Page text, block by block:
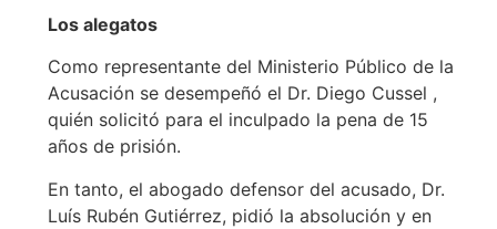
Los alegatos
Como representante del Ministerio Público de la
Acusación se desempeñó el Dr. Diego Cussel ,
quién solicitó para el inculpado la pena de 15
años de prisión.
En tanto, el abogado defensor del acusado, Dr.
Luís Rubén Gutiérrez, pidió la absolución y en